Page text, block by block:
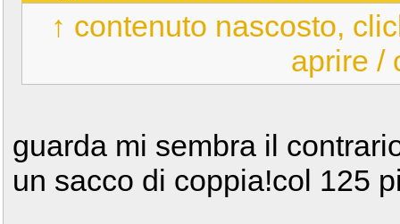
↑ contenuto nascosto,
aprire /
guarda mi sembra il
un sacco di coppia!col 125